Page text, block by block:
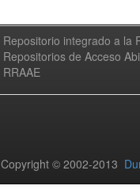
Repositorio integrado a la
Repositorios de Acceso
RRAAE
Copyright © 2002-2013